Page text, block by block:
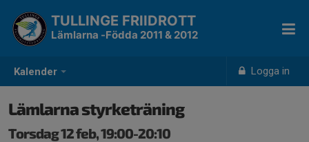
Kalender Logga in
TULLINGE FRIIDROTT
Lämlarna -Födda 2011 & 2012
Lämlarna styrketräning
Torsdag 12 feb, 19:00-20:10